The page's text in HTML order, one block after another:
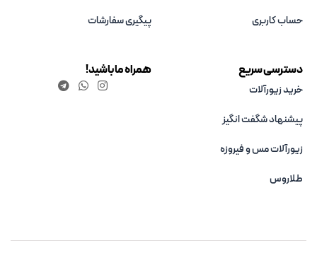
حساب کاربری
پیگیری سفارشات
دسترسی سریع
خرید زیورآلات
پیشنهاد شگفت انگیز
زیورآلات مس و فیروزه‌
طلاروس
همراه ما باشید!